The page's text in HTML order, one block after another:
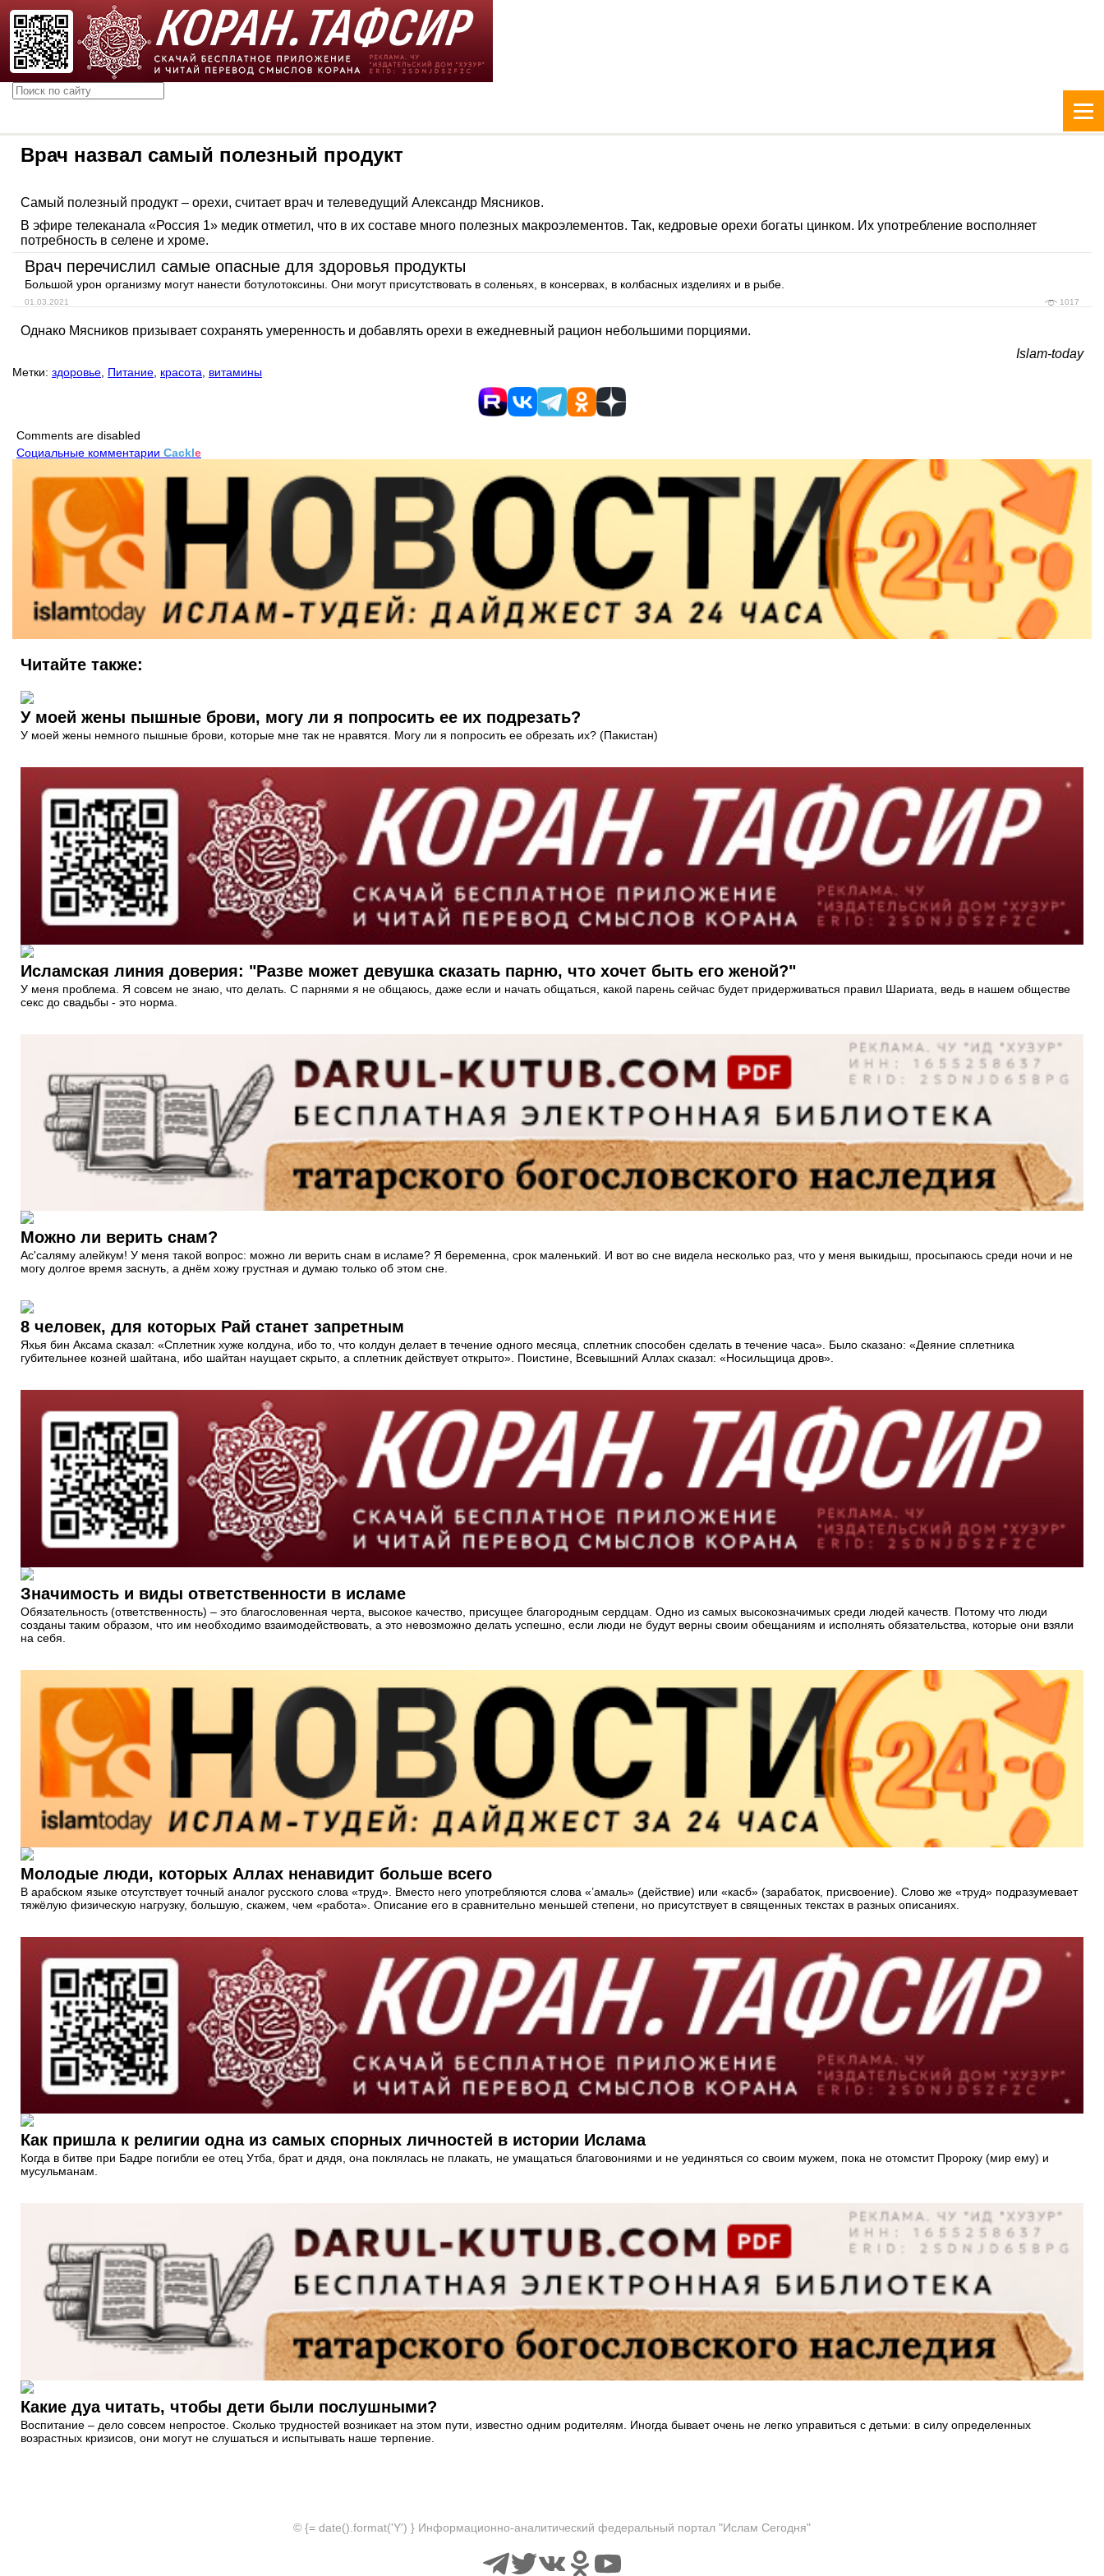
Врач назвал самый полезный продукт
Самый полезный продукт – орехи, считает врач и телеведущий Александр Мясников.
В эфире телеканала «Россия 1» медик отметил, что в их составе много полезных макроэлементов. Так, кедровые орехи богаты цинком. Их употребление восполняет
потребность в селене и хроме.
Врач перечислил самые опасные для здоровья продукты
Большой урон организму могут нанести ботулотоксины. Они могут присутствовать в соленьях, в консервах, в колбасных изделиях и в рыбе.
01.03.2021 1017
Однако Мясников призывает сохранять умеренность и добавлять орехи в ежедневный рацион небольшими порциями.
Islam-today
Метки: здоровье Питание красота витамины
Comments are disabled
Социальные комментарии Cackle
Читайте также:
У моей жены пышные брови, могу ли я попросить ее их подрезать?
У моей жены немного пышные брови, которые мне так не нравятся. Могу ли я попросить ее обрезать их? (Пакистан)
Исламская линия доверия: "Разве может девушка сказать парню, что хочет быть его женой?"
У меня проблема. Я совсем не знаю, что делать. С парнями я не общаюсь, даже если и начать общаться, какой парень сейчас будет придерживаться правил Шариата, ведь в нашем обществе
секс до свадьбы - это норма.
Можно ли верить снам?
Ас'саляму алейкум! У меня такой вопрос: можно ли верить снам в исламе? Я беременна, срок маленький. И вот во сне видела несколько раз, что у меня выкидыш, просыпаюсь среди ночи и не
могу долгое время заснуть, а днём хожу грустная и думаю только об этом сне.
8 человек, для которых Рай станет запретным
Яхья бин Аксама сказал: «Сплетник хуже колдуна, ибо то, что колдун делает в течение одного месяца, сплетник способен сделать в течение часа». Было сказано: «Деяние сплетника
губительнее козней шайтана, ибо шайтан наущает скрыто, а сплетник действует открыто». Поистине, Всевышний Аллах сказал: «Носильщица дров».
Значимость и виды ответственности в исламе
Обязательность (ответственность) – это благословенная черта, высокое качество, присущее благородным сердцам. Одно из самых высокозначимых среди людей качеств. Потому что люди
созданы таким образом, что им необходимо взаимодействовать, а это невозможно делать успешно, если люди не будут верны своим обещаниям и исполнять обязательства, которые они взяли
на себя.
Молодые люди, которых Аллах ненавидит больше всего
В арабском языке отсутствует точный аналог русского слова «труд». Вместо него употребляются слова «’амаль» (действие) или «касб» (зарабаток, присвоение). Слово же «труд» подразумевает
тяжёлую физическую нагрузку, большую, скажем, чем «работа». Описание его в сравнительно меньшей степени, но присутствует в священных текстах в разных описаниях.
Как пришла к религии одна из самых спорных личностей в истории Ислама
Когда в битве при Бадре погибли ее отец Утба, брат и дядя, она поклялась не плакать, не умащаться благовониями и не уединяться со своим мужем, пока не отомстит Пророку (мир ему) и
мусульманам.
Какие дуа читать, чтобы дети были послушными?
Воспитание – дело совсем непростое. Сколько трудностей возникает на этом пути, известно одним родителям. Иногда бывает очень не легко управиться с детьми: в силу определенных
возрастных кризисов, они могут не слушаться и испытывать наше терпение.
© {= date().format('Y') } Информационно-аналитический федеральный портал "Ислам Сегодня"